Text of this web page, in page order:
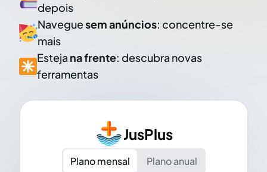
depois
Naveguesem anúncios: concentre-se
mais
Esteja na frente: descubra novas
ferramentas
JusPlus
Plano mensal
Plano anual